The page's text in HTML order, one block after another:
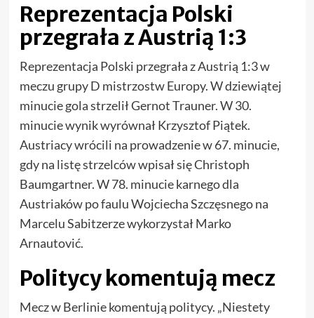
Reprezentacja Polski
przegrała z Austrią 1:3
Reprezentacja Polski przegrała z Austrią 1:3 w
meczu grupy D mistrzostw Europy. W dziewiątej
minucie gola strzelił Gernot Trauner. W 30.
minucie wynik wyrównał Krzysztof Piątek.
Austriacy wrócili na prowadzenie w 67. minucie,
gdy na listę strzelców wpisał się Christoph
Baumgartner. W 78. minucie karnego dla
Austriaków po faulu Wojciecha Szczęsnego na
Marcelu Sabitzerze wykorzystał Marko
Arnautović.
Politycy komentują mecz
Mecz w Berlinie komentują politycy. „Niestety